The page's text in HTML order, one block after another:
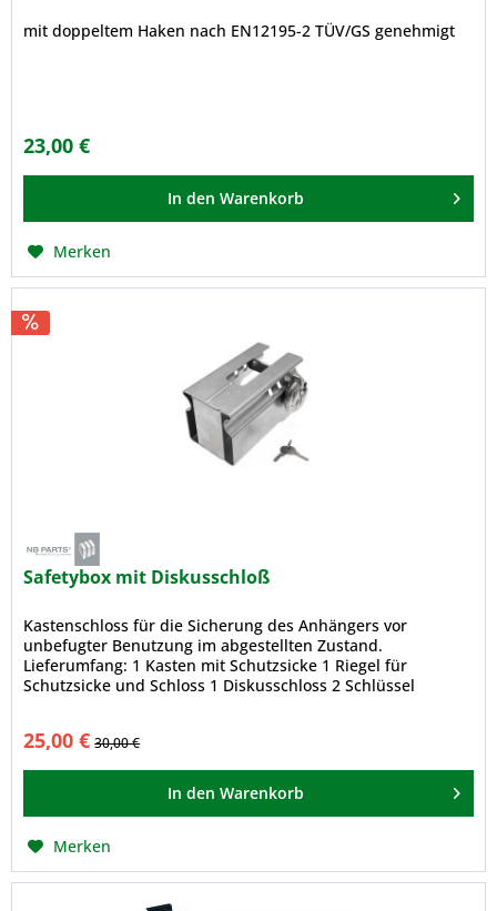
mit doppeltem Haken nach EN12195-2 TÜV/GS genehmigt
23,00 €
In den Warenkorb
Merken
Safetybox mit Diskusschloß
Kastenschloss für die Sicherung des Anhängers vor
unbefugter Benutzung im abgestellten Zustand.
Lieferumfang: 1 Kasten mit Schutzsicke 1 Riegel für
Schutzsicke und Schloss 1 Diskusschloss 2 Schlüssel
25,00 € 30,00 €
In den Warenkorb
Merken